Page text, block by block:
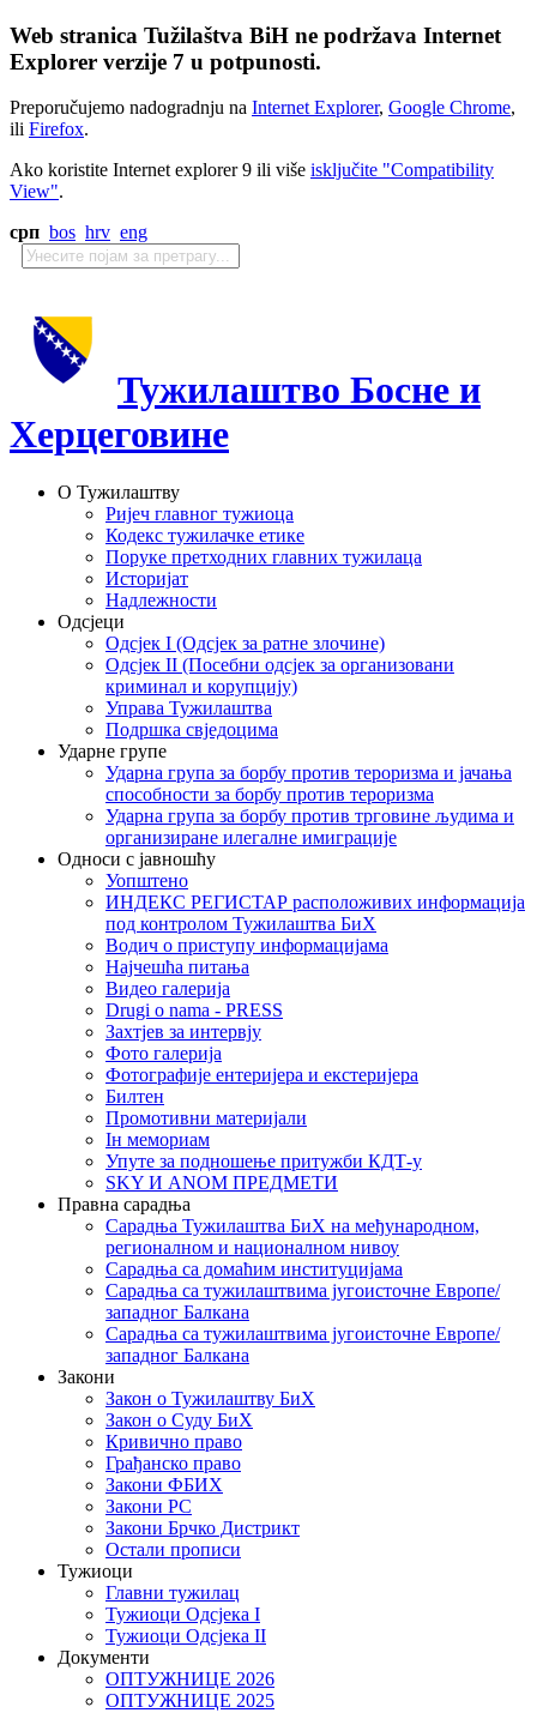
Web stranica Tužilaštva BiH ne podržava Internet
Explorer verzije 7 u potpunosti.
Preporučujemo nadogradnju na Internet Explorer, Google Chrome,
ili Firefox.
Ako koristite Internet explorer 9 ili više isključite "Compatibility
View".
срп bos hrv eng
Тужилаштво Босне и
Херцеговине
О Тужилаштву
Ријеч главног тужиоца
Кодекс тужилачке етике
Поруке претходних главних тужилаца
Историјат
Надлежности
Одсјеци
Одсјек I (Одсјек за ратне злочине)
Одсјек II (Посебни одсјек за организовани
криминал и корупцију)
Управа Тужилаштва
Подршка свједоцима
Ударне групе
Ударна група за борбу против тероризма и јачања
способности за борбу против тероризма
Ударна група за борбу против трговине људима и
организиране илегалне имиграције
Односи с јавношћу
Уопштено
ИНДЕКС РЕГИСТАР расположивих информација
под контролом Тужилаштва БиХ
Водич о приступу информацијама
Најчешћа питања
Видео галерија
Drugi o nama - PRESS
Захтјев за интервју
Фото галерија
Фотографије ентеријера и екстеријера
Билтен
Промотивни материјали
Iн мемориам
Упуте за подношење притужби КДТ-у
SKY И ANOM ПРЕДМЕТИ
Правна сарадња
Сарадња Тужилаштва БиХ на међународном,
регионалном и националном нивоу
Сарадња са домаћим институцијама
Сарадња са тужилаштвима југоисточне Европе/
западног Балкана
Сарадња са тужилаштвима југоисточне Европе/
западног Балкана
Закони
Закон о Тужилаштву БиХ
Закон о Суду БиХ
Кривично право
Грађанско право
Закони ФБИХ
Закони РС
Закони Брчко Дистрикт
Остали прописи
Тужиоци
Главни тужилац
Тужиоци Oдсјекa I
Тужиоци Oдсјекa II
Документи
ОПТУЖНИЦЕ 2026
ОПТУЖНИЦЕ 2025